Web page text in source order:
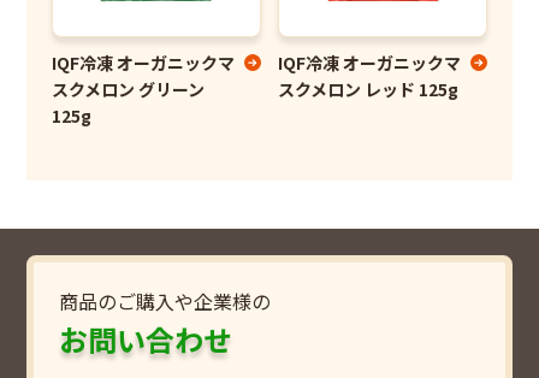
IQF冷凍 オーガニックマ
スクメロン グリーン
125g
IQF冷凍 オーガニックマ
スクメロン レッド 125g
商品のご購入や企業様の
お問い合わせ